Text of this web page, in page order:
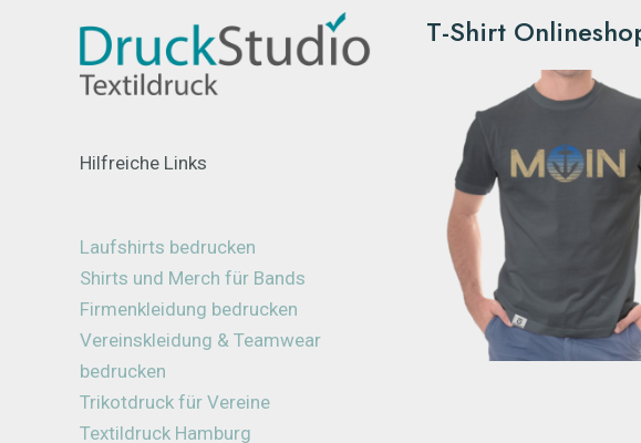
Hilfreiche Links
Laufshirts bedrucken
Shirts und Merch für Bands
Firmenkleidung bedrucken
Vereinskleidung & Teamwear
bedrucken
Trikotdruck für Vereine
Textildruck Hamburg
T-Shirt